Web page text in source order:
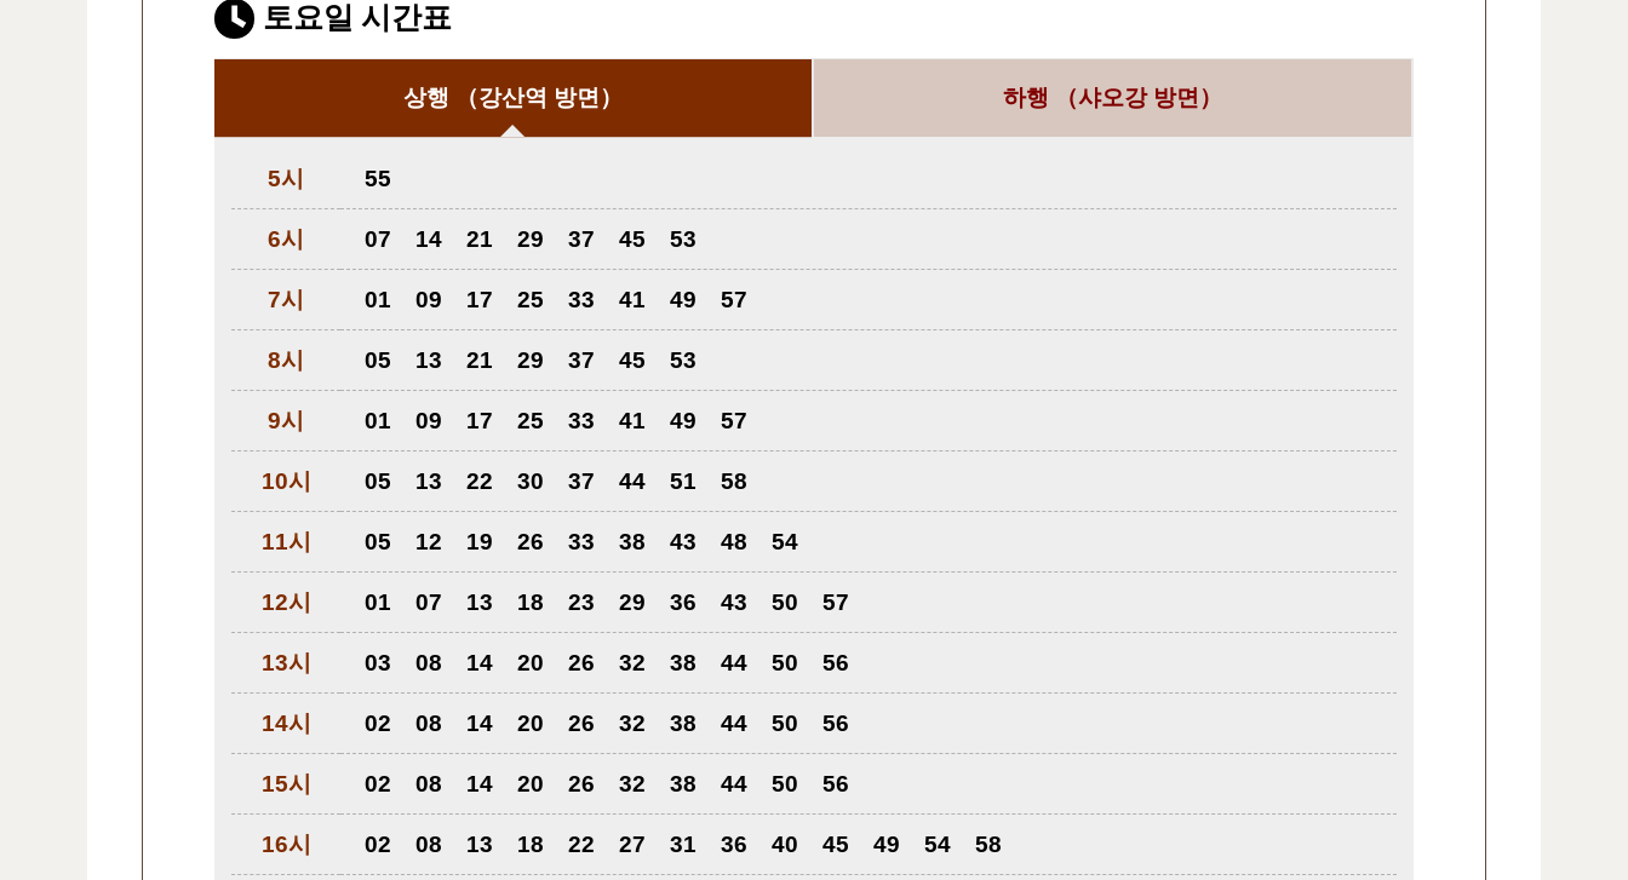
토요일 시간표
상행 （강산역 방면） 하행 （샤오강 방면）
5시 55
6시 07 14 21 29 37 45 53
7시 01 09 17 25 33 41 49 57
8시 05 13 21 29 37 45 53
9시 01 09 17 25 33 41 49 57
10시 05 13 22 30 37 44 51 58
11시 05 12 19 26 33 38 43 48 54
12시 01 07 13 18 23 29 36 43 50 57
13시 03 08 14 20 26 32 38 44 50 56
14시 02 08 14 20 26 32 38 44 50 56
15시 02 08 14 20 26 32 38 44 50 56
16시 02 08 13 18 22 27 31 36 40 45 49 54 58